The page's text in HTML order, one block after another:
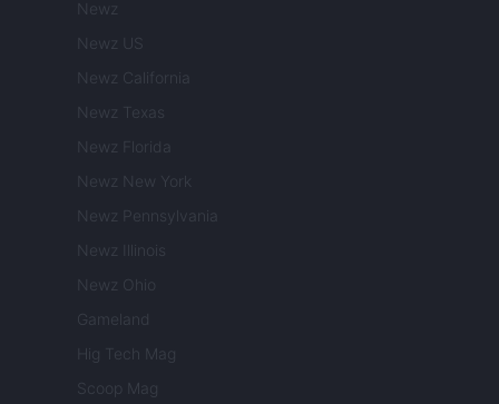
Newz
Newz US
Newz California
Newz Texas
Newz Florida
Newz New York
Newz Pennsylvania
Newz Illinois
Newz Ohio
Gameland
Hig Tech Mag
Scoop Mag